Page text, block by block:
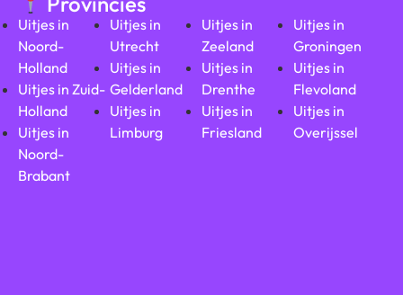
Uitjes in
Noord-
Holland
Uitjes in Zuid-
Holland
Uitjes in
Noord-
Brabant
Uitjes in
Utrecht
Uitjes in
Gelderland
Uitjes in
Limburg
Uitjes in
Zeeland
Uitjes in
Drenthe
Uitjes in
Friesland
Uitjes in
Groningen
Uitjes in
Flevoland
Uitjes in
Overijssel